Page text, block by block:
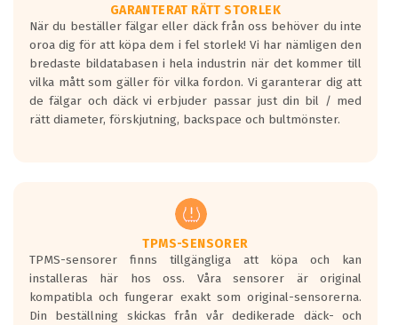
rullmotståndets ljud överträffa
motorljudet.
På däckmärkningen kommer det finnas
en symbol av ett däck med vågar. Hög
bullernivå markeras med svarta vågor
medans de vita vågorna påvisar om det är
ett tyst däck.
regelverket som introduceras år 2016.
Ett däck med två svarta vågor är redan
godkända för år 2016 nya regelverk.
Ett däck med en svart våg kommer vara
minst tre decibel tystare än det
regelverk som börjar gälla 2016.
GARANTERAT RÄTT STORLEK
När du beställer fälgar eller däck från oss behöver du inte
oroa dig för att köpa dem i fel storlek! Vi har nämligen den
bredaste bildatabasen i hela industrin när det kommer till
vilka mått som gäller för vilka fordon. Vi garanterar dig att
de fälgar och däck vi erbjuder passar just din bil / med
rätt diameter, förskjutning, backspace och bultmönster.
TPMS-SENSORER
TPMS-sensorer finns tillgängliga att köpa och kan
installeras här hos oss. Våra sensorer är original
kompatibla och fungerar exakt som original-sensorerna.
Din beställning skickas från vår dedikerade däck- och